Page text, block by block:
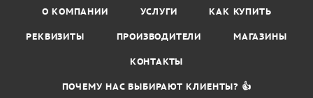
О КОМПАНИИ УСЛУГИ КАК КУПИТЬ
РЕКВИЗИТЫ ПРОИЗВОДИТЕЛИ МАГАЗИНЫ
КОНТАКТЫ
ПОЧЕМУ НАС ВЫБИРАЮТ КЛИЕНТЫ? 👍